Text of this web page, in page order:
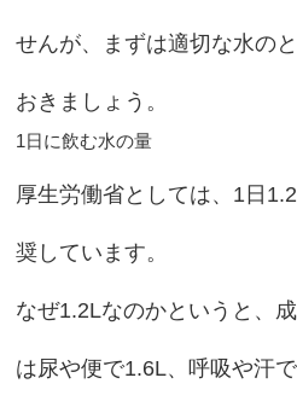
せんが、まずは適切な水の
おきましょう。
1日に飲む水の量
厚生労働省としては、1日
奨しています。
なぜ1.2Lなのかというと、
は尿や便で1.6L、呼吸や汗